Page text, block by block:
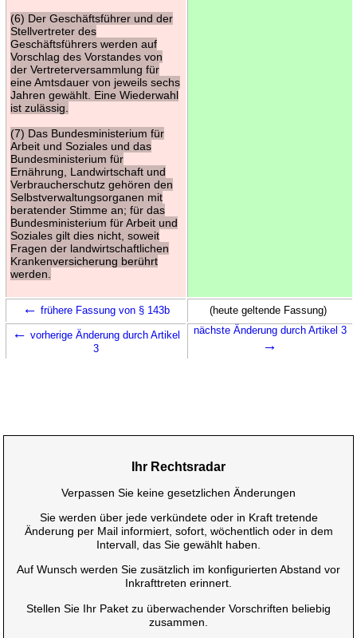
(6) Der Geschäftsführer und der
Stellvertreter des
Geschäftsführers werden auf
Vorschlag des Vorstandes von
der Vertreterversammlung für
eine Amtsdauer von jeweils sechs
Jahren gewählt. Eine Wiederwahl
ist zulässig.
(7) Das Bundesministerium für
Arbeit und Soziales und das
Bundesministerium für
Ernährung, Landwirtschaft und
Verbraucherschutz gehören den
Selbstverwaltungsorganen mit
beratender Stimme an; für das
Bundesministerium für Arbeit und
Soziales gilt dies nicht, soweit
Fragen der landwirtschaftlichen
Krankenversicherung berührt
werden.
← frühere Fassung von § 143b (heute geltende Fassung)
← vorherige Änderung durch Artikel
3
nächste Änderung durch Artikel 3
→
Ihr Rechtsradar
Verpassen Sie keine gesetzlichen Änderungen
Sie werden über jede verkündete oder in Kraft tretende
Änderung per Mail informiert, sofort, wöchentlich oder in dem
Intervall, das Sie gewählt haben.
Auf Wunsch werden Sie zusätzlich im konfigurierten Abstand vor
Inkrafttreten erinnert.
Stellen Sie Ihr Paket zu überwachender Vorschriften beliebig
zusammen.